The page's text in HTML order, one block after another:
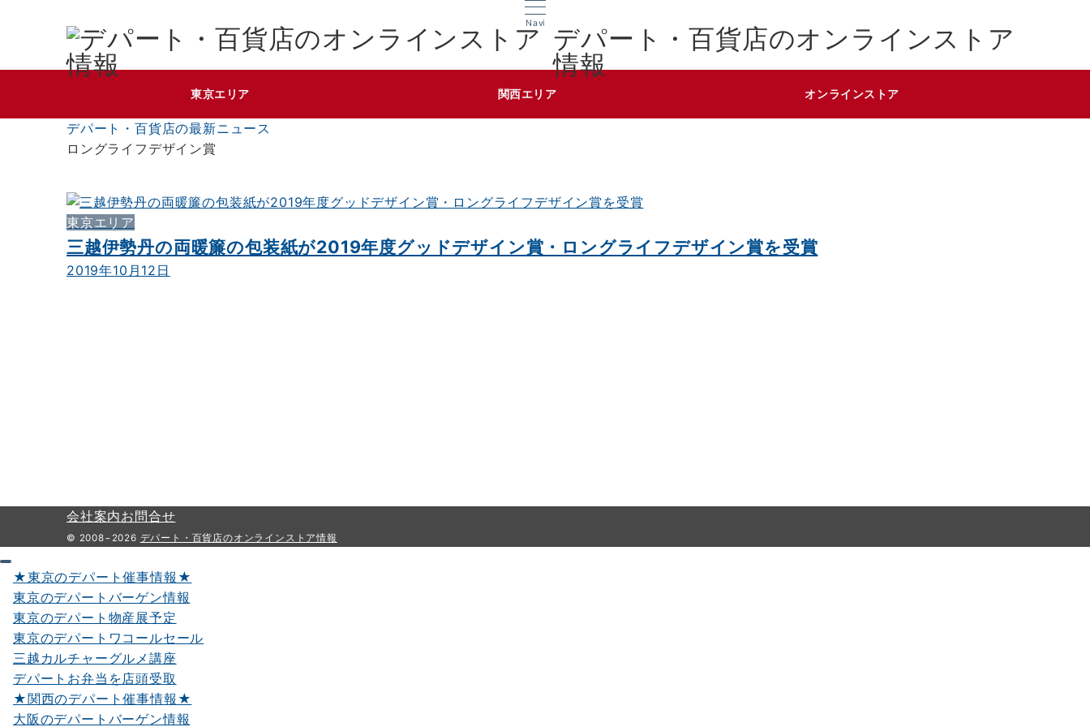
Navi
デパート・百貨店のオンラインストア
情報
東京エリア 関西エリア オンラインストア
デパート・百貨店の最新ニュース
ロングライフデザイン賞
東京エリア
三越伊勢丹の両暖簾の包装紙が2019年度グッドデザイン賞・ロングライフデザイン賞を受賞
2019年10月12日
会社案内お問合せ
© 2008−2026 デパート・百貨店のオンラインストア情報
★東京のデパート催事情報★
東京のデパートバーゲン情報
東京のデパート物産展予定
東京のデパートワコールセール
三越カルチャーグルメ講座
デパートお弁当を店頭受取
★関西のデパート催事情報★
大阪のデパートバーゲン情報